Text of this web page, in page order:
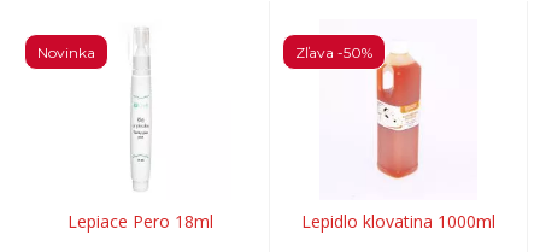
Lepiace Pero 18ml
Novinka
Lepidlo klovatina 1000ml
Zľava -50%